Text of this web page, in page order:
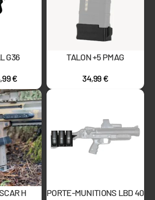
G36
€
TALON +5 PMAG
34,99€
H
PORTE-MUNITIONS LBD 40